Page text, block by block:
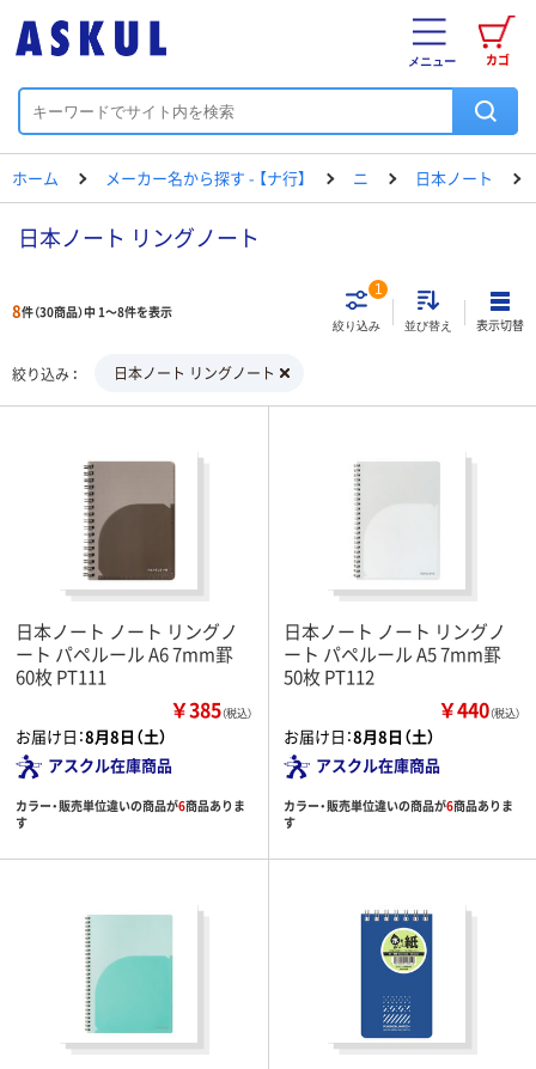
カゴ
メニュー
ホーム メーカー名から探す - 【ナ行】 ニ 日本ノート
日本ノート リングノート
8件（30商品）中 1～8件を表示
絞り込み
1
並び替え 表示切替
絞り込み 日本ノート リングノート
日本ノート ノート リングノ
ート パペルール A6 7mm罫
60枚 PT111
￥385（税込）
お届け日：8月8日（土）
アスクル在庫商品
カラー・販売単位違いの商品が6商品ありま
す
日本ノート ノート リングノ
ート パペルール A5 7mm罫
50枚 PT112
￥440（税込）
お届け日：8月8日（土）
アスクル在庫商品
カラー・販売単位違いの商品が6商品ありま
す